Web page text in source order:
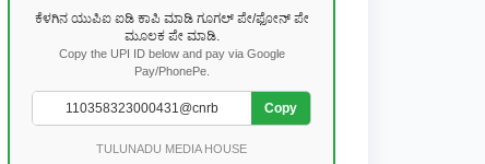
ಕೆಳಗಿನ ಯುಪಿಐ ಐಡಿ ಕಾಪಿ ಮಾಡಿ ಗೂಗಲ್ ಪೇ/ಫೋನ್ ಪೇ
ಮೂಲಕ ಪೇ ಮಾಡಿ.
Copy the UPI ID below and pay via Google
Pay/PhonePe.
Copy
TULUNADU MEDIA HOUSE